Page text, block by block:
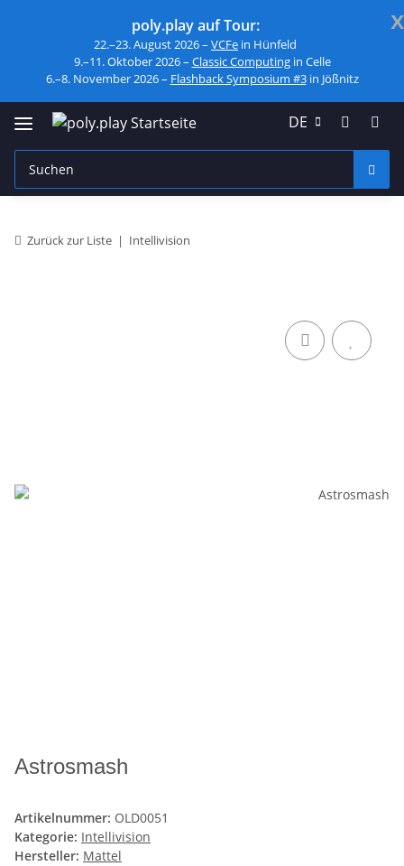
x
poly.play auf Tour:
22.–23. August 2026 – VCFe in Hünfeld
9.–11. Oktober 2026 – Classic Computingin Celle
6.–8. November 2026 – Flashback Symposium #3in Jößnitz
DE
Zurück zur Liste Intellivision
Astrosmash
Artikelnummer: OLD0051
Kategorie: Intellivision
Hersteller: Mattel